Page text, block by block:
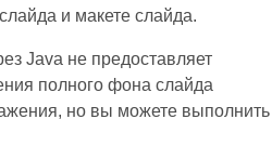
и макете слайда.
Java не предоставляет
полного фона слайда
но вы можете выполнить